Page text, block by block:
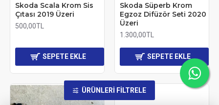
Skoda Scala Krom Sis
Çıtası 2019 Üzeri
500,00TL
SEPETE EKLE
Skoda Süperb Krom
Egzoz Difüzör Seti 2020
Üzeri
1.300,00TL
SEPETE EKLE
ÜRÜNLERI FILTRELE